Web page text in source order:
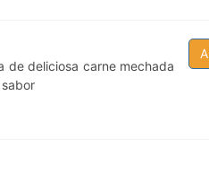
de deliciosa carne mechada